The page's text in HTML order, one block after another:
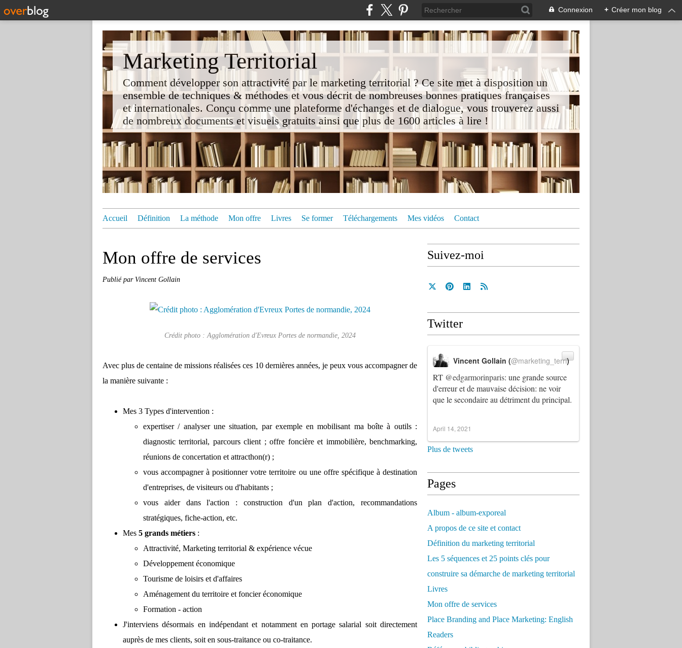
Connexion + Créer mon blog
Marketing Territorial
Comment développer son attractivité par le marketing territorial ? Ce site met à disposition un
ensemble de techniques & méthodes et vous décrit de nombreuses bonnes pratiques françaises
et internationales. Conçu comme une plateforme d'échanges et de dialogue, vous trouverez aussi
de nombreux documents et visuels gratuits ainsi que plus de 1600 articles à lire !
Accueil Définition La méthode Mon offre Livres Se former Téléchargements Mes vidéos Contact
Mon offre de services
Publié par Vincent Gollain
Crédit photo : Agglomération d'Evreux Portes de normandie, 2024
Avec plus de centaine de missions réalisées ces 10 dernières années, je peux vous accompagner de
la manière suivante :
Mes 3 Types d'intervention :
expertiser / analyser une situation, par exemple en mobilisant ma boîte à outils :
diagnostic territorial, parcours client ; offre foncière et immobilière, benchmarking,
réunions de concertation et attracthon(r) ;
vous accompagner à positionner votre territoire ou une offre spécifique à destination
d'entreprises, de visiteurs ou d'habitants ;
vous aider dans l'action : construction d'un plan d'action, recommandations
stratégiques, fiche-action, etc.
Mes 5 grands métiers :
Attractivité, Marketing territorial & expérience vécue
Développement économique
Tourisme de loisirs et d'affaires
Aménagement du territoire et foncier économique
Formation - action
J'interviens désormais en indépendant et notamment en portage salarial soit directement
auprès de mes clients, soit en sous-traitance ou co-traitance.
Suivez-moi
Twitter
RT @edgarmorinparis: une grande source
d'erreur et de mauvaise décision: ne voir
que le secondaire au détriment du principal.
Vincent Gollain (@marketing_terri)
April 14, 2021
Plus de tweets
Pages
Album - album-exporeal
A propos de ce site et contact
Définition du marketing territorial
Les 5 séquences et 25 points clés pour
construire sa démarche de marketing territorial
Livres
Mon offre de services
Place Branding and Place Marketing: English
Readers